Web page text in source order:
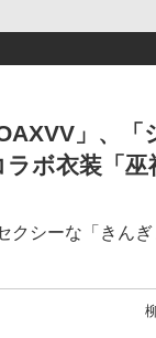
」、「
ボ衣装「巫
クシーな「きん